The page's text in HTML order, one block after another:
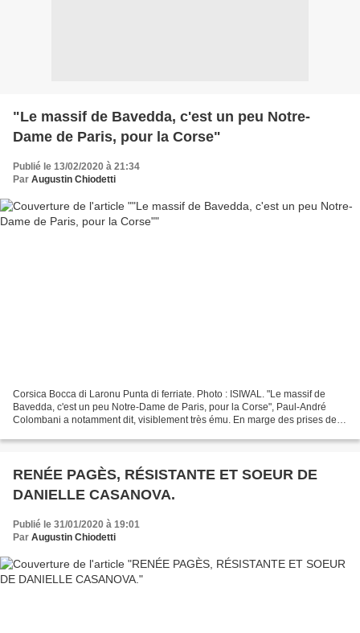
"Le massif de Bavedda, c'est un peu Notre-
Dame de Paris, pour la Corse"
Publié le 13/02/2020 à 21:34
Par Augustin Chiodetti
Corsica Bocca di Laronu Punta di ferriate. Photo : ISIWAL. "Le massif de
Bavedda, c'est un peu Notre-Dame de Paris, pour la Corse", Paul-André
Colombani a notamment dit, visiblement très ému. En marge des prises de
RENÉE PAGÈS, RÉSISTANTE ET SOEUR DE
DANIELLE CASANOVA.
Publié le 31/01/2020 à 19:01
Par Augustin Chiodetti